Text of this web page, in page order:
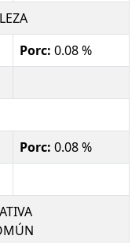
Porc: 0.08 %
Porc: 0.08 %